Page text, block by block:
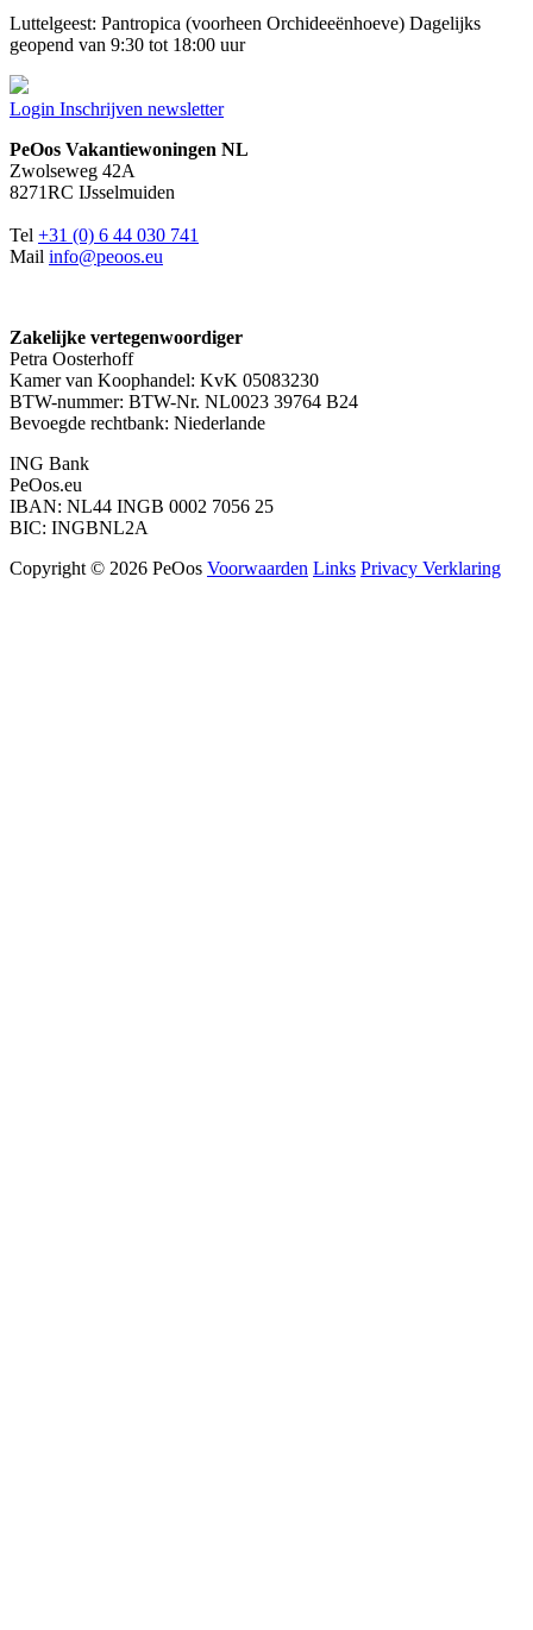
Luttelgeest: Pantropica (voorheen Orchideeënhoeve) Dagelijks
geopend van 9:30 tot 18:00 uur
Login Inschrijven newsletter
PeOos Vakantiewoningen NL
Zwolseweg 42A
8271RC IJsselmuiden
Tel +31 (0) 6 44 030 741
Mail info@peoos.eu
Zakelijke vertegenwoordiger
Petra Oosterhoff
Kamer van Koophandel: KvK 05083230
BTW-nummer: BTW-Nr. NL0023 39764 B24
Bevoegde rechtbank: Niederlande
ING Bank
PeOos.eu
IBAN: NL44 INGB 0002 7056 25
BIC: INGBNL2A
Copyright © 2026 PeOos Voorwaarden Links Privacy Verklaring